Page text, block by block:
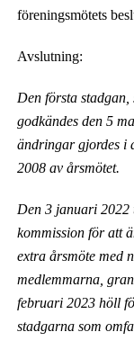
föreningsmötets
Avslutning:
Den första
godkändes den 5
ändringar gjordes i
2008 av årsmötet.
Den 3 januari 2022
kommission för att
extra årsmöte med
medlemmarna,
februari 2023 höll
stadgarna som